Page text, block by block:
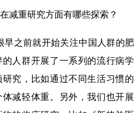
减重研究方面有哪些探索？
早之前就开始关注中国人群的肥
的人群开展了一系列的流行病学
究，比如通过不同生活习惯的
减轻体重。另外，我们也开展